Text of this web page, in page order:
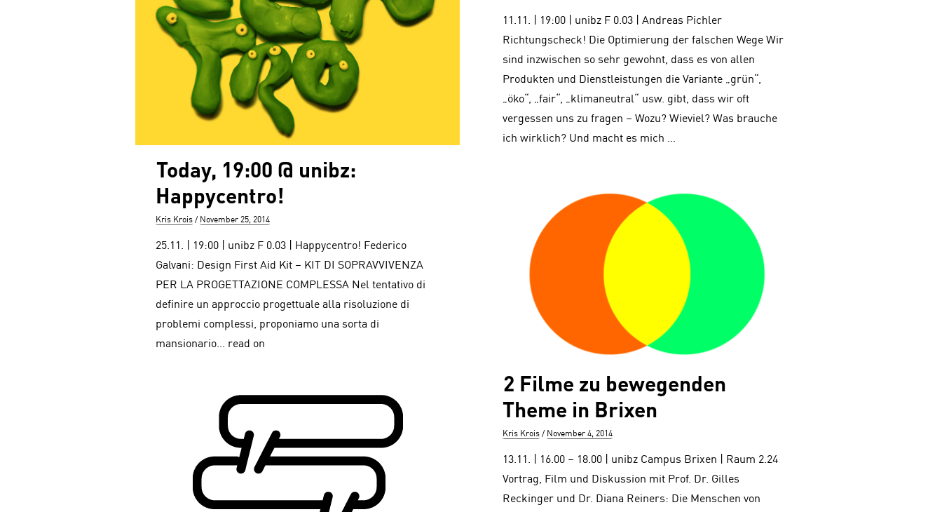
Today, 19:00 @ unibz:
Happycentro!
Author
Kris Krois
Posted
November 25, 2014
25.11. | 19:00 | unibz F 0.03 | Happycentro! Federico
Galvani: Design First Aid Kit – KIT DI SOPRAVVIVENZA
PER LA PROGETTAZIONE COMPLESSA Nel tentativo di
definire un approccio progettuale alla risoluzione di
problemi complessi, proponiamo una sorta di
mansionario… read on
11.11. | 19:00 | unibz F 0.03 | Andreas Pichler
Richtungscheck! Die Optimierung der falschen Wege Wir
sind inzwischen so sehr gewohnt, dass es von allen
Produkten und Dienstleistungen die Variante „grün“,
„öko“, „fair“, „klimaneutral“ usw. gibt, dass wir oft
vergessen uns zu fragen – Wozu? Wieviel? Was brauche
ich wirklich? Und macht es mich …
2 Filme zu bewegenden
Theme in Brixen
Author
Kris Krois
Posted
November 4, 2014
13.11. | 16.00 – 18.00 | unibz Campus Brixen | Raum 2.24
Vortrag, Film und Diskussion mit Prof. Dr. Gilles
Reckinger und Dr. Diana Reiners: Die Menschen von